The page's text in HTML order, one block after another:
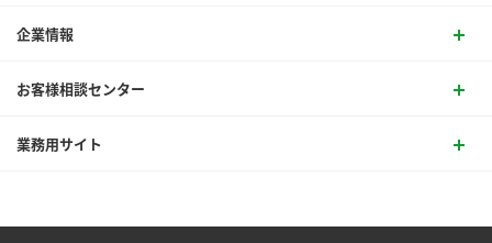
企業情報
お客様相談センター
業務用サイト